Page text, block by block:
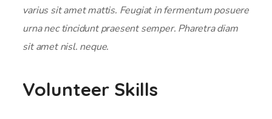
varius sit amet mattis. Feugiat in fermentum posuere
urna nec tincidunt praesent semper. Pharetra diam
sit amet nisl. neque.
Volunteer Skills